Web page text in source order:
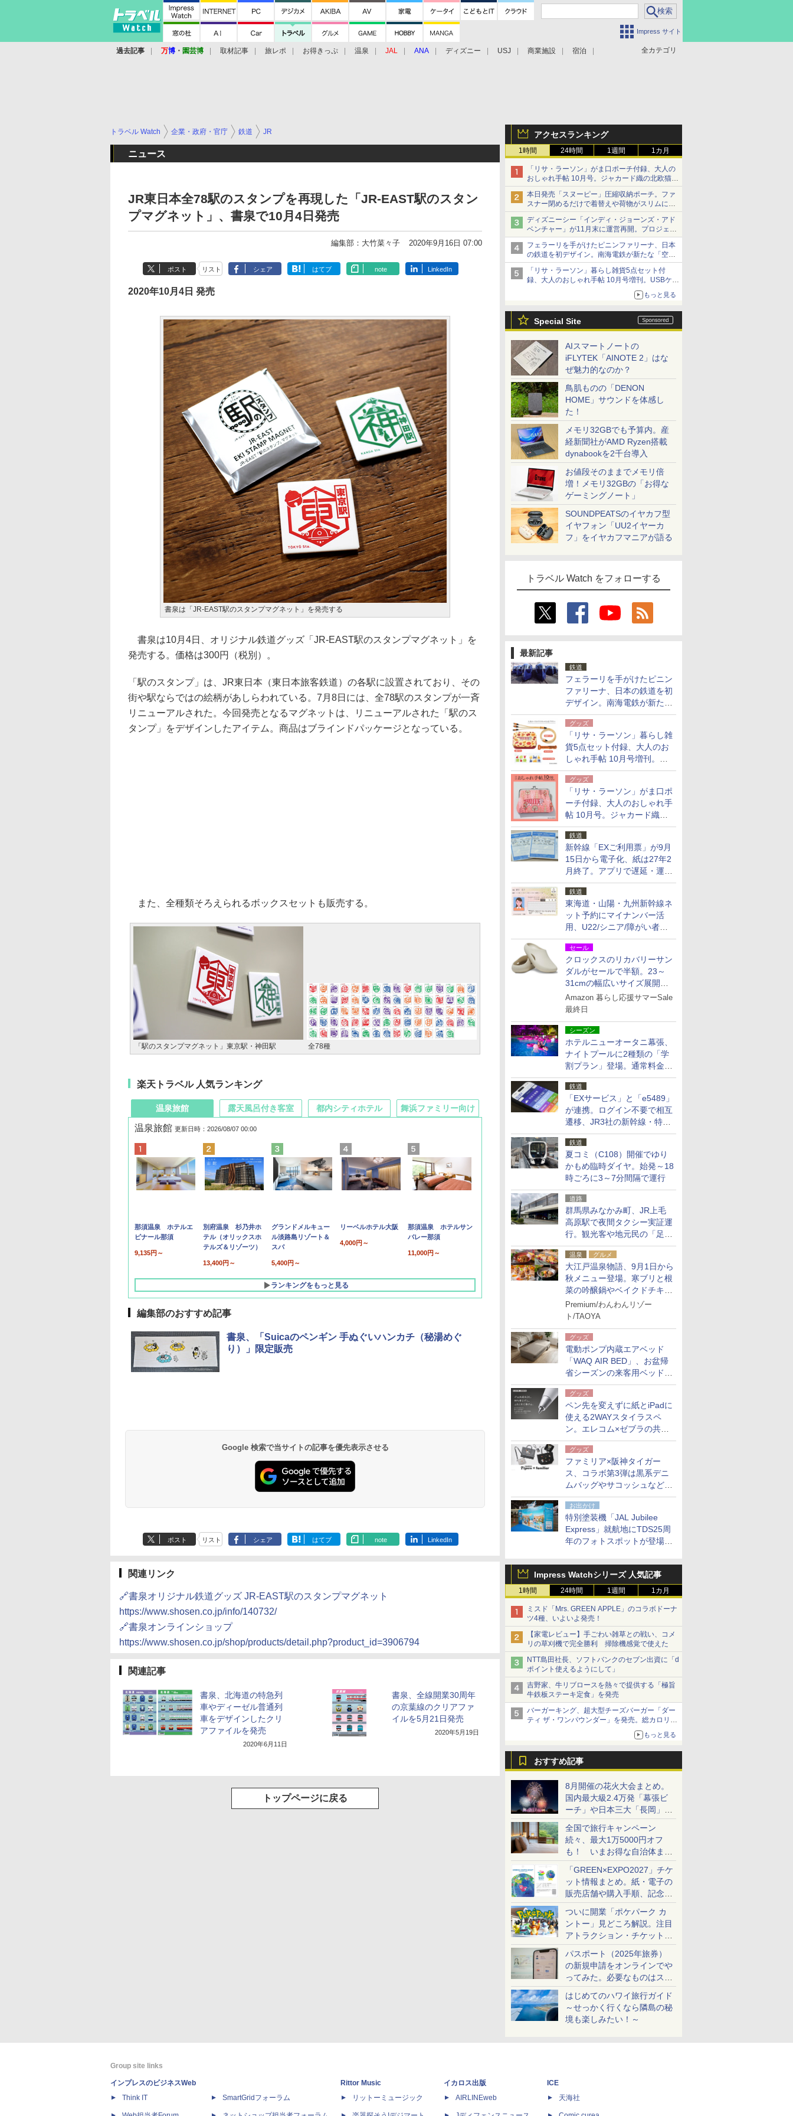
Impress サイト
全カテゴリ
過去記事 万博 ・ 園芸博 取材記事 旅レポ お得きっぷ 温泉 JAL ANA ディズニー USJ 商業施設 宿泊
アクセスランキング
1時間 24時間 1週間 1カ月
「リサ・ラーソン」がま口ポーチ付録、大人の
おしゃれ手帖 10月号。ジャカード織の北欧猫デ
ザイン
本日発売「スヌーピー」圧縮収納ポーチ。ファ
スナー閉めるだけで着替えや荷物がスリムにま
とまる
ディズニーシー「インディ・ジョーンズ・アド
ベンチャー」が11月末に運営再開。プロジェク
ションマッピングを追加、DPAは1500円
フェラーリを手がけたピニンファリーナ、日本
の鉄道を初デザイン。南海電鉄が新たな「空港
特急」をなにわ筋線へ導入
「リサ・ラーソン」暮らし雑貨5点セット付
録、大人のおしゃれ手帖 10月号増刊。USBケー
もっと見る
Special Site
AIスマートノートの
iFLYTEK「AINOTE 2」はな
ぜ魅力的なのか？
鳥肌ものの「DENON
HOME」サウンドを体感し
た！
メモリ32GBでも予算内。産
経新聞社がAMD Ryzen搭載
dynabookを2千台導入
お値段そのままでメモリ倍
増！メモリ32GBの「お得な
ゲーミングノート」
SOUNDPEATSのイヤカフ型
イヤフォン「UU2イヤーカ
フ」をイヤカフマニアが語る
トラベル Watch をフォローする
最新記事
鉄道
フェラーリを手がけたピニン
ファリーナ、日本の鉄道を初
デザイン。南海電鉄が新たな
「空港特急」をなにわ筋線へ
導入
グッズ
「リサ・ラーソン」暮らし雑
貨5点セット付録、大人のお
しゃれ手帖 10月号増刊。
USBケーブルや缶ケースなど
グッズ
「リサ・ラーソン」がま口ポ
ーチ付録、大人のおしゃれ手
帖 10月号。ジャカード織の
北欧猫デザイン
鉄道
新幹線「EXご利用票」が9月
15日から電子化、紙は27年2
月終了。アプリで遅延・運休
も確認可能に
鉄道
東海道・山陽・九州新幹線ネ
ット予約にマイナンバー活
用、U22/シニア/障がい者割
を9月15日から発売
セール
クロックスのリカバリーサン
ダルがセールで半額。23～
31cmの幅広いサイズ展開、
独自のクッション素材を採用
Amazon 暮らし応援サマーSale
最終日
シーズン
ホテルニューオータニ幕張、
ナイトプールに2種類の「学
割プラン」登場。通常料金の
およそ半額でお得に夜活
鉄道
「EXサービス」と「e5489」
が連携。ログイン不要で相互
遷移、JR3社の新幹線・特急
予約をアプリで一括確認
鉄道
夏コミ（C108）開催でゆり
かもめ臨時ダイヤ。始発～18
時ごろに3～7分間隔で運行
道路
群馬県みなかみ町、JR上毛
高原駅で夜間タクシー実証運
行。観光客や地元民の「足が
ない」課題解消へ、木金土に
2台体制
温泉 グルメ
大江戸温泉物語、9月1日から
秋メニュー登場。寒ブリと根
菜の吟醸鍋やベイクドチキ
ン、ショコラ＆栗スイーツも
食べ放題に
Premium/わんわんリゾー
ト/TAOYA
グッズ
電動ポンプ内蔵エアベッド
「WAQ AIR BED」、お盆帰
省シーズンの来客用ベッドに
も。使用後は収納バッグでコ
ンパクトに保管
グッズ
ペン先を変えずに紙とiPadに
使える2WAYスタイラスペ
ン。エレコム×ゼブラの共同
開発
グッズ
ファミリア×阪神タイガー
ス、コラボ第3弾は黒系デニ
ムバッグやサコッシュなど6
点。8月21日オンラインスト
アで発売
お出かけ
特別塗装機「JAL Jubilee
Express」就航地にTDS25周
年のフォトスポットが登場。
Impress Watchシリーズ 人気記事
1時間 24時間 1週間 1カ月
ミスド「Mrs. GREEN APPLE」のコラボドーナ
ツ4種、いよいよ発売！
【家電レビュー】手ごわい雑草との戦い、コメ
リの草刈機で完全勝利 掃除機感覚で使えた
NTT島田社長、ソフトバンクのセブン出資に「d
ポイント使えるようにして」
吉野家、牛リブロースを熱々で提供する「極旨
牛鉄板ステーキ定食」を発売
バーガーキング、超大型チーズバーガー「ダー
ティ ザ・ワンパウンダー」を発売。総カロリー
もっと見る
おすすめ記事
8月開催の花火大会まとめ。
国内最大級2.4万発「幕張ビ
ーチ」や日本三大「長岡」な
ど大型イベント目白押し！
全国で旅行キャンペーン
続々、最大1万5000円オフ
も！ いまお得な自治体まと
め
「GREEN×EXPO2027」チケ
ット情報まとめ。紙・電子の
販売店舗や購入手順、記念チ
ケットも解説
ついに開業「ポケパーク カ
ントー」見どころ解説。注目
アトラクション・チケット手
配・来場前に必要な準備は？
パスポート（2025年旅券）
の新規申請をオンラインでや
ってみた。必要なものはスマ
ホとマイナカードのみ
はじめてのハワイ旅行ガイド
～せっかく行くなら隣島の秘
境も楽しみたい！～
トラベル Watch 企業・政府・官庁 鉄道 JR
ニュース
JR東日本全78駅のスタンプを再現した「JR-EAST駅のスタン
プマグネット」、書泉で10月4日発売
編集部：大竹菜々子 2020年9月16日 07:00
ポスト リスト シェア はてブ note LinkedIn
2020年10月4日 発売
書泉は「JR-EAST駅のスタンプマグネット」を発売する
書泉は10月4日、オリジナル鉄道グッズ「JR-EAST駅のスタンプマグネット」を
発売する。価格は300円（税別）。
「駅のスタンプ」は、JR東日本（東日本旅客鉄道）の各駅に設置されており、その
街や駅ならではの絵柄があしらわれている。7月8日には、全78駅のスタンプが一斉
リニューアルされた。今回発売となるマグネットは、リニューアルされた「駅のス
タンプ」をデザインしたアイテム。商品はブラインドパッケージとなっている。
また、全種類そろえられるボックスセットも販売する。
「駅のスタンプマグネット」東京駅・神田駅 全78種
楽天トラベル 人気ランキング
温泉旅館
温泉旅館 更新日時：2026/08/07 00:00
那須温泉 ホテルエ
ピナール那須
9,135円～
別府温泉 杉乃井ホ
テル（オリックスホ
テルズ＆リゾーツ）
13,400円～
グランドメルキュー
ル淡路島リゾート＆
スパ
5,400円～
リーベルホテル大阪
4,000円～
那須温泉 ホテルサン
バレー那須
11,000円～
ランキングをもっと見る
露天風呂付き客室
10,450円～
19,541円～
都内シティホテル 舞浜ファミリー向け
7,950円～
5,758円～
編集部のおすすめ記事
書泉、「Suicaのペンギン 手ぬぐいハンカチ（秘湯めぐ
り）」限定販売
Google 検索で当サイトの記事を優先表示させる
ポスト リスト シェア はてブ note LinkedIn
関連リンク
🔗書泉オリジナル鉄道グッズ JR-EAST駅のスタンプマグネット
https://www.shosen.co.jp/info/140732/
🔗書泉オンラインショップ
https://www.shosen.co.jp/shop/products/detail.php?product_id=3906794
関連記事
書泉、北海道の特急列
車やディーゼル普通列
車をデザインしたクリ
アファイルを発売
2020年6月11日
書泉、全線開業30周年
の京葉線のクリアファ
イルを5月21日発売
2020年5月19日
トップページに戻る
Group site links
インプレスのビジネスWeb
Think IT
SmartGridフォーラム
Rittor Music
リットーミュージック
イカロス出版
AIRLINEweb
ICE
天海社